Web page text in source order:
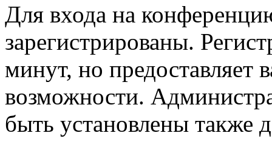
Для входа на
зарегистрированы.
минут, но предоставляет
возможности.
быть установлены также